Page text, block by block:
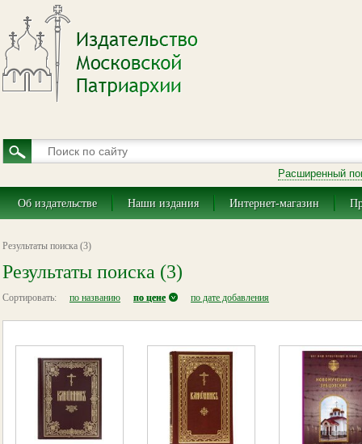
Расширенный
Об издательстве Наши издания Интернет-магазин
Результаты поиска (3)
Результаты поиска (3)
Сортировать: по названию по цене по дате добавления